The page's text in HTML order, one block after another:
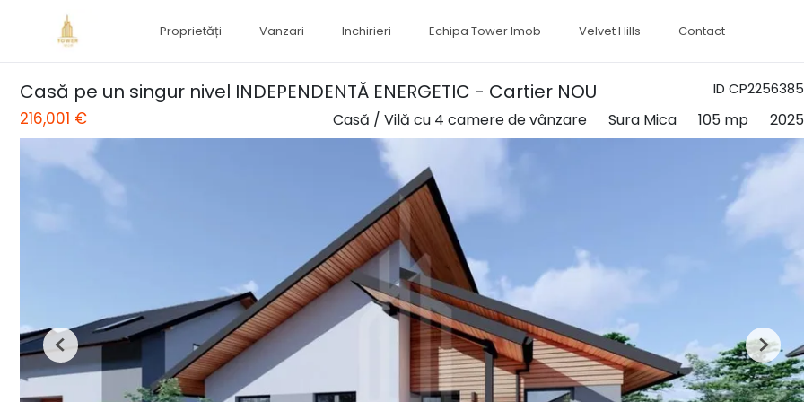
Proprietăți Vanzari Inchirieri Echipa Tower Imob Velvet Hills Contact
ID CP2256385
Casă pe un singur nivel INDEPENDENTĂ ENERGETIC - Cartier NOU
216,001 € Casă / Vilă cu 4 camere de vânzare Sura Mica 105 mp 2025
Previous Next